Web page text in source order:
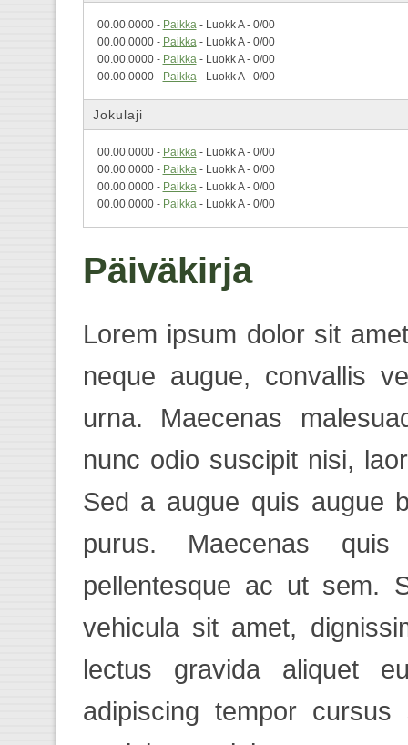
00.00.0000 - Paikka - Luokk A - 0/00
00.00.0000 - Paikka - Luokk A - 0/00
00.00.0000 - Paikka - Luokk A - 0/00
00.00.0000 - Paikka - Luokk A - 0/00
Jokulaji
00.00.0000 - Paikka - Luokk A - 0/00
00.00.0000 - Paikka - Luokk A - 0/00
00.00.0000 - Paikka - Luokk A - 0/00
00.00.0000 - Paikka - Luokk A - 0/00
Päiväkirja
Lorem ipsum dolor sit
neque augue, convallis
urna. Maecenas
nunc odio suscipit nisi,
Sed a augue quis augue
purus. Maecenas
pellentesque ac ut sem.
vehicula sit amet,
lectus gravida aliquet
adipiscing tempor